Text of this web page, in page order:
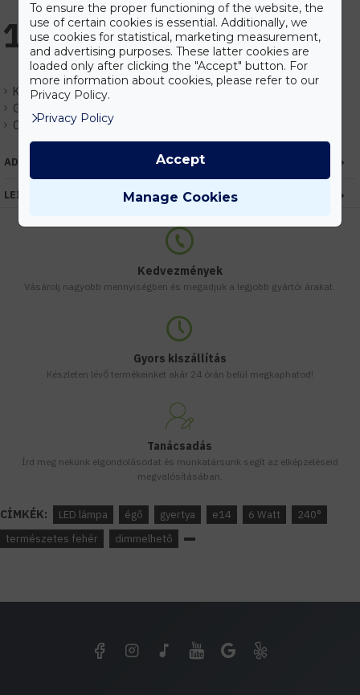
Készlet:Rendelhető
Gyártó:
Cikkszám:EHOP1465
1.237 Ft
ADATOK
LEÍRÁS
Kedvezmények
Vásárolj nagyobb mennyiségben és megadjuk a legjobb gyártói árakat.
Gyors kiszállítás
Készleten lévő termékeinket akár 24 órán belül megkaphatod!
Tanácsadás
Írd meg nekünk elgondolásodat és munkatársunk segít az elképzeléseid
megvalósításában.
CÍMKÉK: LED lámpa égő gyertya e14 6 Watt
240°
természetes fehér
dimmelhető
To ensure the proper functioning of the website, the
use of certain cookies is essential. Additionally, we
use cookies for statistical, marketing measurement,
and advertising purposes. These latter cookies are
loaded only after clicking the "Accept" button. For
more information about cookies, please refer to our
Privacy Policy.
Privacy Policy
Manage Cookies
Accept